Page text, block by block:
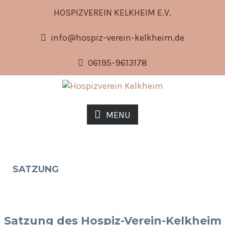
HOSPIZVEREIN KELKHEIM E.V.
info@hospiz-verein-kelkheim.de
06195-9613178
MENU
SATZUNG
Satzung des Hospiz-Verein-Kelkheim